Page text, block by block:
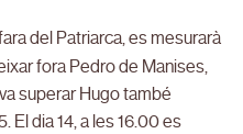
del Patriarca, es mesurarà
fora Pedro de Manises,
superar Hugo també
El dia 14, a les 16.00 es